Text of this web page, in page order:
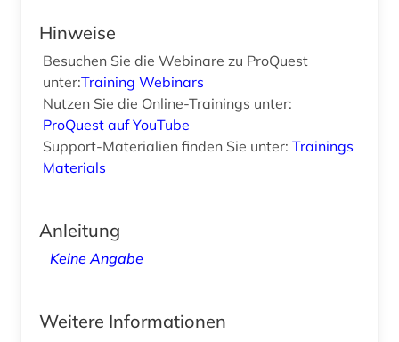
Hinweise
Besuchen Sie die Webinare zu ProQuest
unter:Training Webinars
Nutzen Sie die Online-Trainings unter:
ProQuest auf YouTube
Support-Materialien finden Sie unter: Trainings
Materials
Anleitung
Keine Angabe
Weitere Informationen